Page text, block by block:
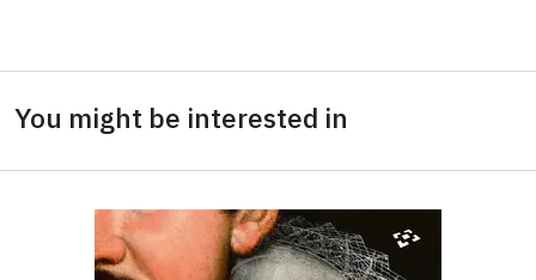
You might be interested in